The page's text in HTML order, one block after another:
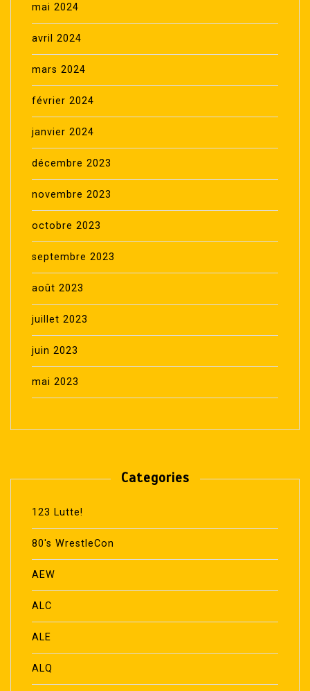
mai 2024
avril 2024
mars 2024
février 2024
janvier 2024
décembre 2023
novembre 2023
octobre 2023
septembre 2023
août 2023
juillet 2023
juin 2023
mai 2023
Categories
123 Lutte!
80's WrestleCon
AEW
ALC
ALE
ALQ